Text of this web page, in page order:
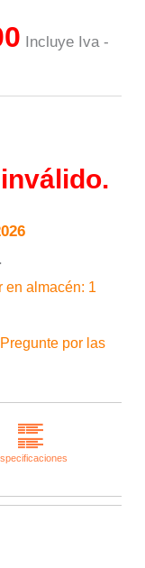
Incluye Iva -
en almacén: 1
Pregunte por las